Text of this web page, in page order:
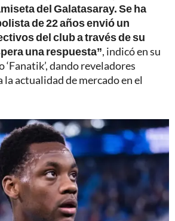
del Galatasaray. Se ha
de 22 años envió un
del club a través de su
una respuesta”, indicó en su
dando reveladores
actualidad de mercado en el